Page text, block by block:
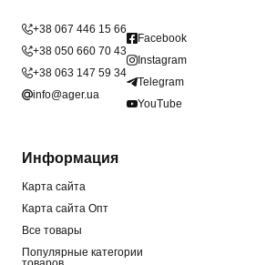
+38 067 446 15 66
+38 050 660 70 43
+38 063 147 59 34
info@ager.ua
Facebook
Instagram
Telegram
YouTube
Информация
Карта сайта
Карта сайта Опт
Все товары
Популярные категории